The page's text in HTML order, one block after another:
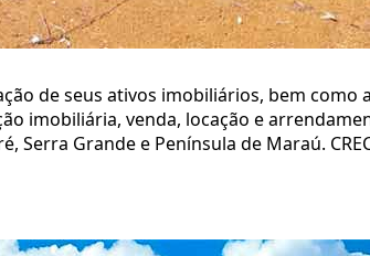
de seus ativos imobiliários, bem como
imobiliária, venda, locação e
Grande e Península de Maraú.